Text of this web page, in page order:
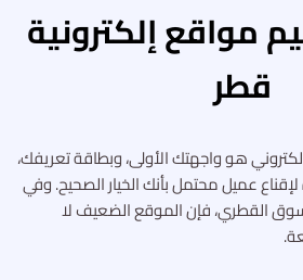
مواقع إلكترونية
قطر
هو واجهتك الأولى، وبطاقة تعريفك،
عميل محتمل بأنك الخيار الصحيح. وفي
القطري، فإن الموقع الضعيف لا